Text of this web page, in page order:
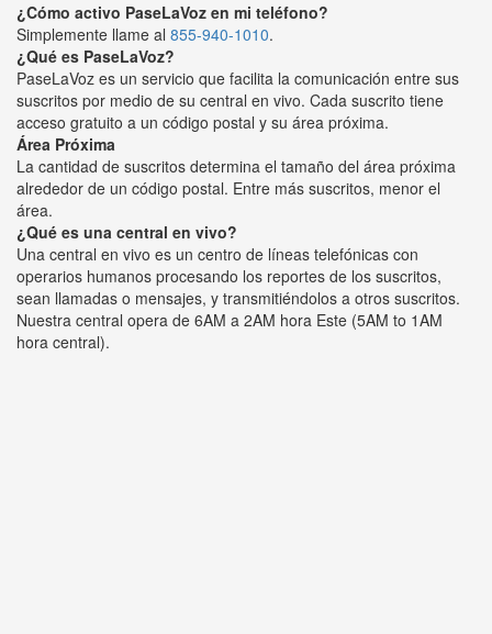
¿Cómo activo PaseLaVoz en mi teléfono?
Simplemente llame al 855-940-1010.
¿Qué es PaseLaVoz?
PaseLaVoz es un servicio que facilita la comunicación entre sus
suscritos por medio de su central en vivo. Cada suscrito tiene
acceso gratuito a un código postal y su área próxima.
Área Próxima
La cantidad de suscritos determina el tamaño del área próxima
alrededor de un código postal. Entre más suscritos, menor el
área.
¿Qué es una central en vivo?
Una central en vivo es un centro de líneas telefónicas con
operarios humanos procesando los reportes de los suscritos,
sean llamadas o mensajes, y transmitiéndolos a otros suscritos.
Nuestra central opera de 6AM a 2AM hora Este (5AM to 1AM
hora central).